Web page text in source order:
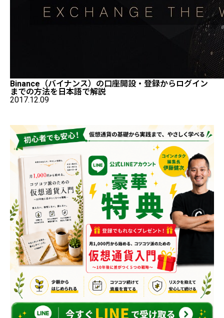
Binance（バイナンス）の口座開設・登録からログイン
までの方法を日本語で解説
2017.12.09